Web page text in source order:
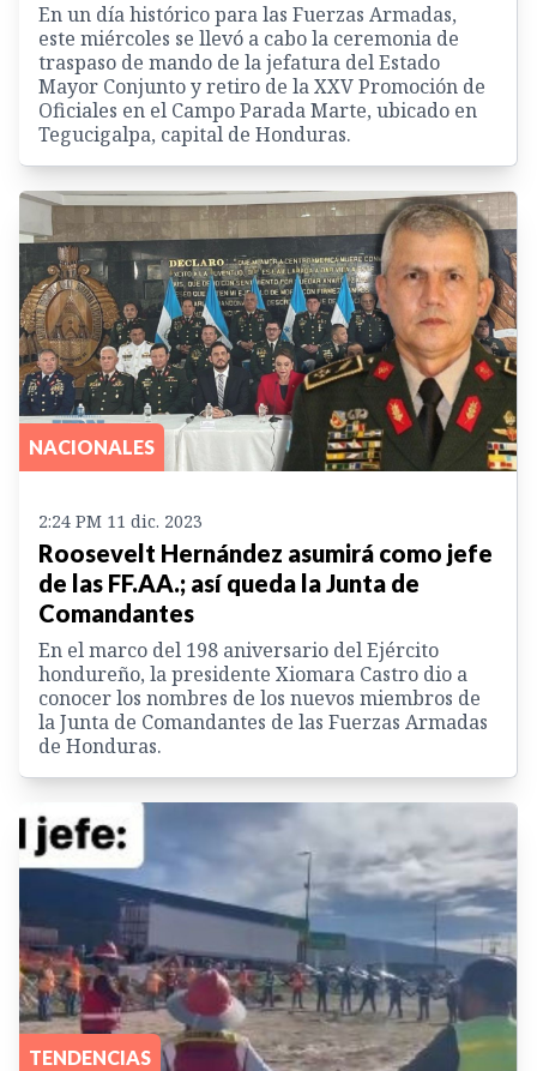
En un día histórico para las Fuerzas Armadas,
este miércoles se llevó a cabo la ceremonia de
traspaso de mando de la jefatura del Estado
Mayor Conjunto y retiro de la XXV Promoción de
Oficiales en el Campo Parada Marte, ubicado en
Tegucigalpa, capital de Honduras.
NACIONALES
2:24 PM 11 dic. 2023
Roosevelt Hernández asumirá como jefe
de las FF.AA.; así queda la Junta de
Comandantes
En el marco del 198 aniversario del Ejército
hondureño, la presidente Xiomara Castro dio a
conocer los nombres de los nuevos miembros de
la Junta de Comandantes de las Fuerzas Armadas
de Honduras.
TENDENCIAS